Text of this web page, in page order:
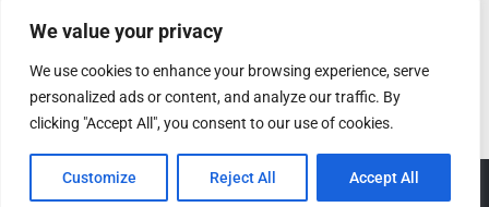
We value your privacy
We use cookies to enhance your browsing experience, serve
personalized ads or content, and analyze our traffic. By
clicking "Accept All", you consent to our use of cookies.
Customize Reject All Accept All
Création et réalisation :GDM-Pixel
, tous droits
réservés